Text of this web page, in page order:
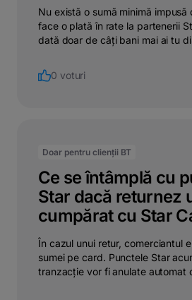
Nu există o sumă minimă
face o plată în rate la partenerii
dată doar de câți bani mai ai tu
0 voturi
Doar pentru clienții BT
Ce se întâmplă cu
Star dacă returnez
cumpărat cu Star
În cazul unui retur, comerciantul
sumei pe card. Punctele Star
tranzacție vor fi anulate automat